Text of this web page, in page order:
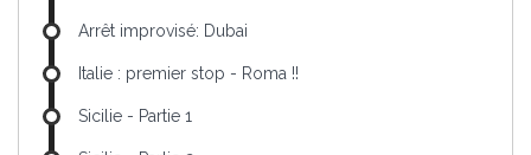
Arrêt improvisé: Dubai
Italie : premier stop - Roma !!
Sicilie - Partie 1